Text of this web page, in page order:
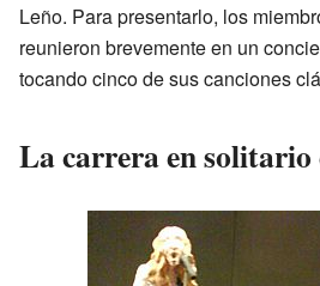
Leño. Para presentarlo, los
reunieron brevemente en un
tocando cinco de sus canciones
La carrera en solitario